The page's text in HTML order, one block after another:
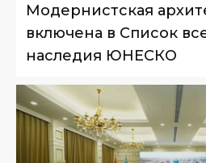
Модернистская
включена в Список
наследия ЮНЕСКО